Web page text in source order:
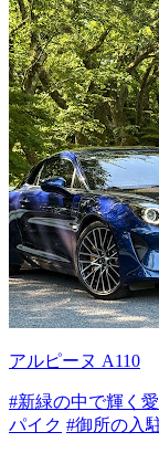
アルピーヌ A110
#新緑の中で輝く
パイク #御所の入